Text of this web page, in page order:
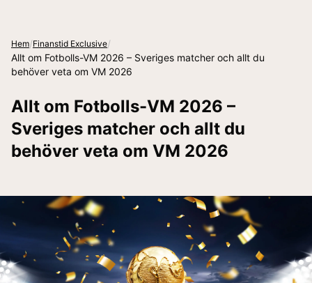
Hem/Finanstid Exclusive/
Allt om Fotbolls-VM 2026 – Sveriges matcher och allt du
behöver veta om VM 2026
Allt om Fotbolls-VM 2026 –
Sveriges matcher och allt du
behöver veta om VM 2026